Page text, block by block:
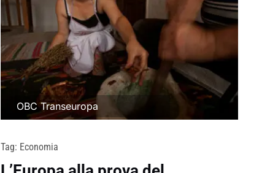
OBC Transeuropa
Tag: Economia